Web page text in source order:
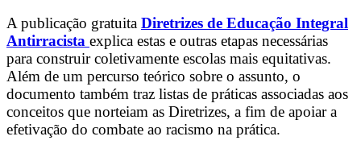
A publicação gratuita Diretrizes de Educação Integral
Antirracista explica estas e outras etapas necessárias
para construir coletivamente escolas mais equitativas.
Além de um percurso teórico sobre o assunto, o
documento também traz listas de práticas associadas aos
conceitos que norteiam as Diretrizes, a fim de apoiar a
efetivação do combate ao racismo na prática.